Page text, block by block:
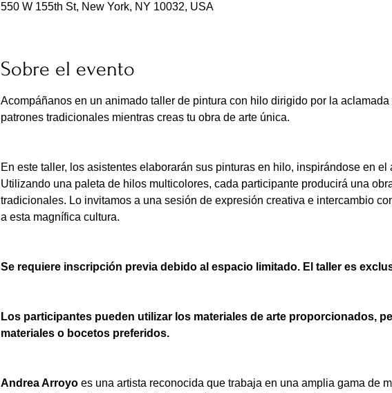
550 W 155th St, New York, NY 10032, USA
Sobre el evento
Acompáñanos en un animado taller de pintura con hilo dirigido por la
patrones tradicionales mientras creas tu obra de arte única.
En este taller, los asistentes elaborarán sus pinturas en hilo, inspirándose en
Utilizando una paleta de hilos multicolores, cada participante producirá una
tradicionales. Lo invitamos a una sesión de expresión creativa e intercambio
a esta magnífica cultura.
Se requiere inscripción previa debido al espacio limitado. El taller es
Los participantes pueden utilizar los materiales de arte proporcionados,
materiales o bocetos preferidos.
Andrea Arroyo es una artista reconocida que trabaja en una amplia gama de